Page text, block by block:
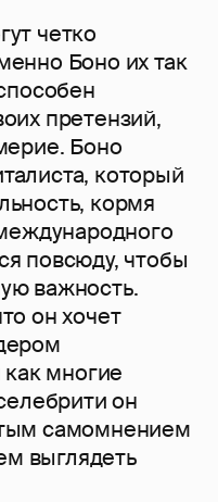
четко
Боно их так
претензий,
Боно
который
кормя
повсюду, чтобы
важность.
он хочет
многие
он
самомнением
выглядеть